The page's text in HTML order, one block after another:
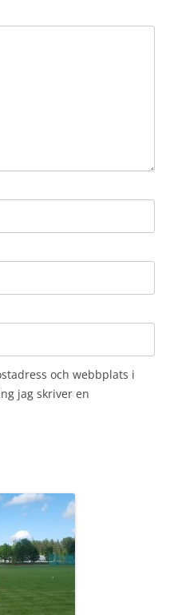
och webbplats i
jag skriver en